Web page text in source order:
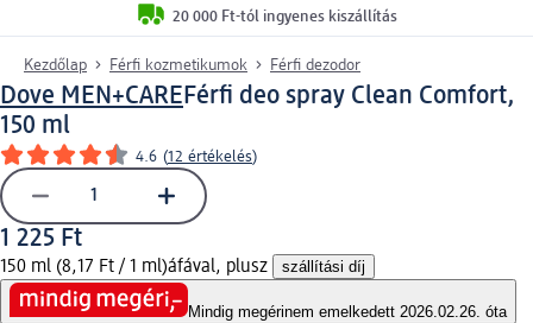
20 000 Ft-tól ingyenes kiszállítás
Kezdőlap Férfi kozmetikumok Férfi dezodor
Dove MEN+CAREFérfi deo spray Clean Comfort,
150 ml
4.6 (12 értékelés)
1 225 Ft
150 ml (8,17 Ft / 1 ml)áfával, plusz szállítási díj
Mindig megérinem emelkedett 2026.02.26. óta